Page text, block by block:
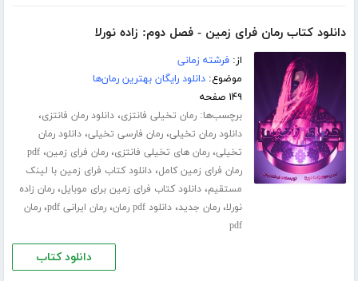
دانلود کتاب رمان فرای زمین - فصل دوم: زاده نورلا
از:فرشته زمانی
موضوع:دانلود رایگان بهترین رمان‌ها
۱۴۹ صفحه
برچسب‌ها:رمان تخیلی فانتزی،دانلود رمان فانتزی،
دانلود رمان تخیلی،رمان فارسی تخیلی،دانلود رمان
تخیلی،رمان های تخیلی فانتزی،رمان فرای زمین،pdf
رمان فرای زمین کامل،دانلود کتاب فرای زمین با لینک
مستقیم،دانلود کتاب فرای زمین برای موبایل،رمان زاده
نورلا،رمان جدید،دانلود pdf رمان ،رمان ایرانی pdf ،رمان
pdf
دانلود کتاب